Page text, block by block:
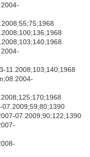
11.2008;103;140;1968
07.2009;59;80;1390
07.2009;90;122;1390